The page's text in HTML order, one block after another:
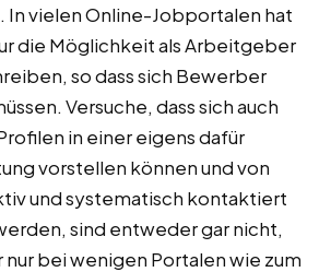
In vielen Online-Jobportalen hat
die Möglichkeit als Arbeitgeber
so dass sich Bewerber
Versuche, dass sich auch
in einer eigens dafür
vorstellen können und von
und systematisch kontaktiert
sind entweder gar nicht,
bei wenigen Portalen wie zum